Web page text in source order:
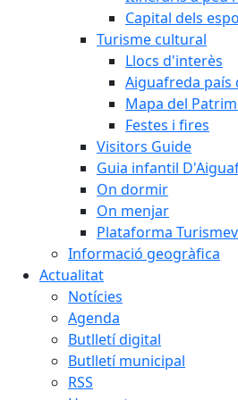
Capital dels
Turisme cultural
Llocs d'interès
Aiguafreda país
Mapa del
Festes i fires
Visitors Guide
Guia infantil
On dormir
On menjar
Plataforma
Informació geogràfica
Actualitat
Notícies
Agenda
Butlletí digital
Butlletí municipal
RSS